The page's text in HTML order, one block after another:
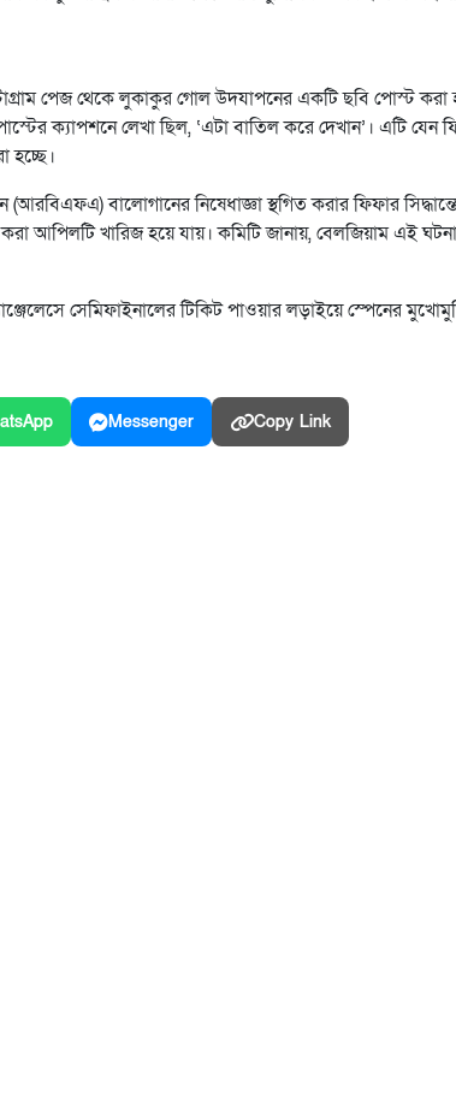
পেজ থেকে লুকাকুর গোল উদযাপনের একটি ছবি পোস্ট করা
ক্যাপশনে লেখা ছিল, ‘এটা বাতিল করে দেখান’। এটি যেন
হচ্ছে।
বালোগানের নিষেধাজ্ঞা স্থগিত করার ফিফার সিদ্ধান্তে
করা আপিলটি খারিজ হয়ে যায়। কমিটি জানায়, বেলজিয়াম এই
সেমিফাইনালের টিকিট পাওয়ার লড়াইয়ে স্পেনের
Messenger Copy Link